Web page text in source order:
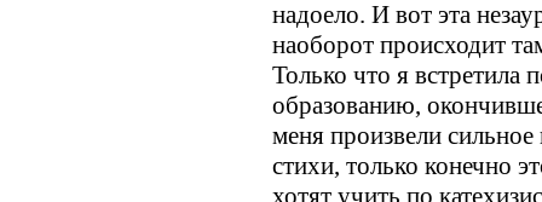
надоело. И вот эта
наоборот происходит
Только что я встретила
образованию,
меня произвели
стихи, только конечно
хотят учить по